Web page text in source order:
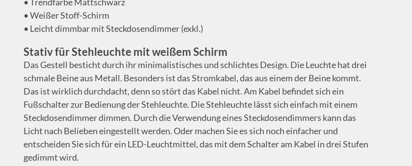
• Weißer Stoff-Schirm
• Leicht dimmbar mit Steckdosendimmer (exkl.)
Stativ für Stehleuchte mit weißem Schirm
Das Gestell besticht durch ihr minimalistisches und schlichtes Design. Die Leuchte hat drei
schmale Beine aus Metall. Besonders ist das Stromkabel, das aus einem der Beine kommt.
Das ist wirklich durchdacht, denn so stört das Kabel nicht. Am Kabel befindet sich ein
Fußschalter zur Bedienung der Stehleuchte. Die Stehleuchte lässt sich einfach mit einem
Steckdosendimmer dimmen. Durch die Verwendung eines Steckdosendimmers kann das
Licht nach Belieben eingestellt werden. Oder machen Sie es sich noch einfacher und
entscheiden Sie sich für ein LED-Leuchtmittel, das mit dem Schalter am Kabel in drei Stufen
gedimmt wird.